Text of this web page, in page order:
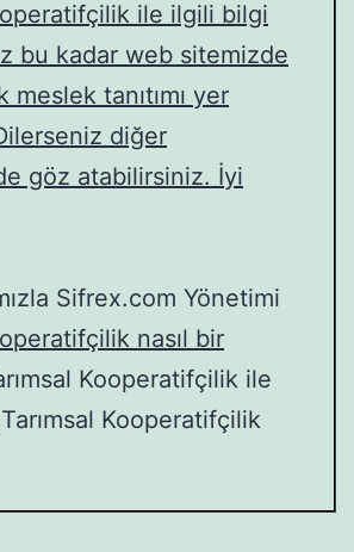
ile ilgili bilgi
bu kadar web sitemizde
tanıtımı yer
diğer
göz atabilirsiniz. İyi
Sifrex.com Yönetimi
nasıl bir
Kooperatifçilik ile
Kooperatifçilik